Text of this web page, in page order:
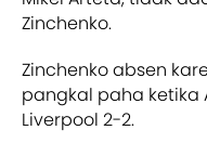
Zinchenko.
Zinchenko absen
pangkal paha ketika
Liverpool 2-2.